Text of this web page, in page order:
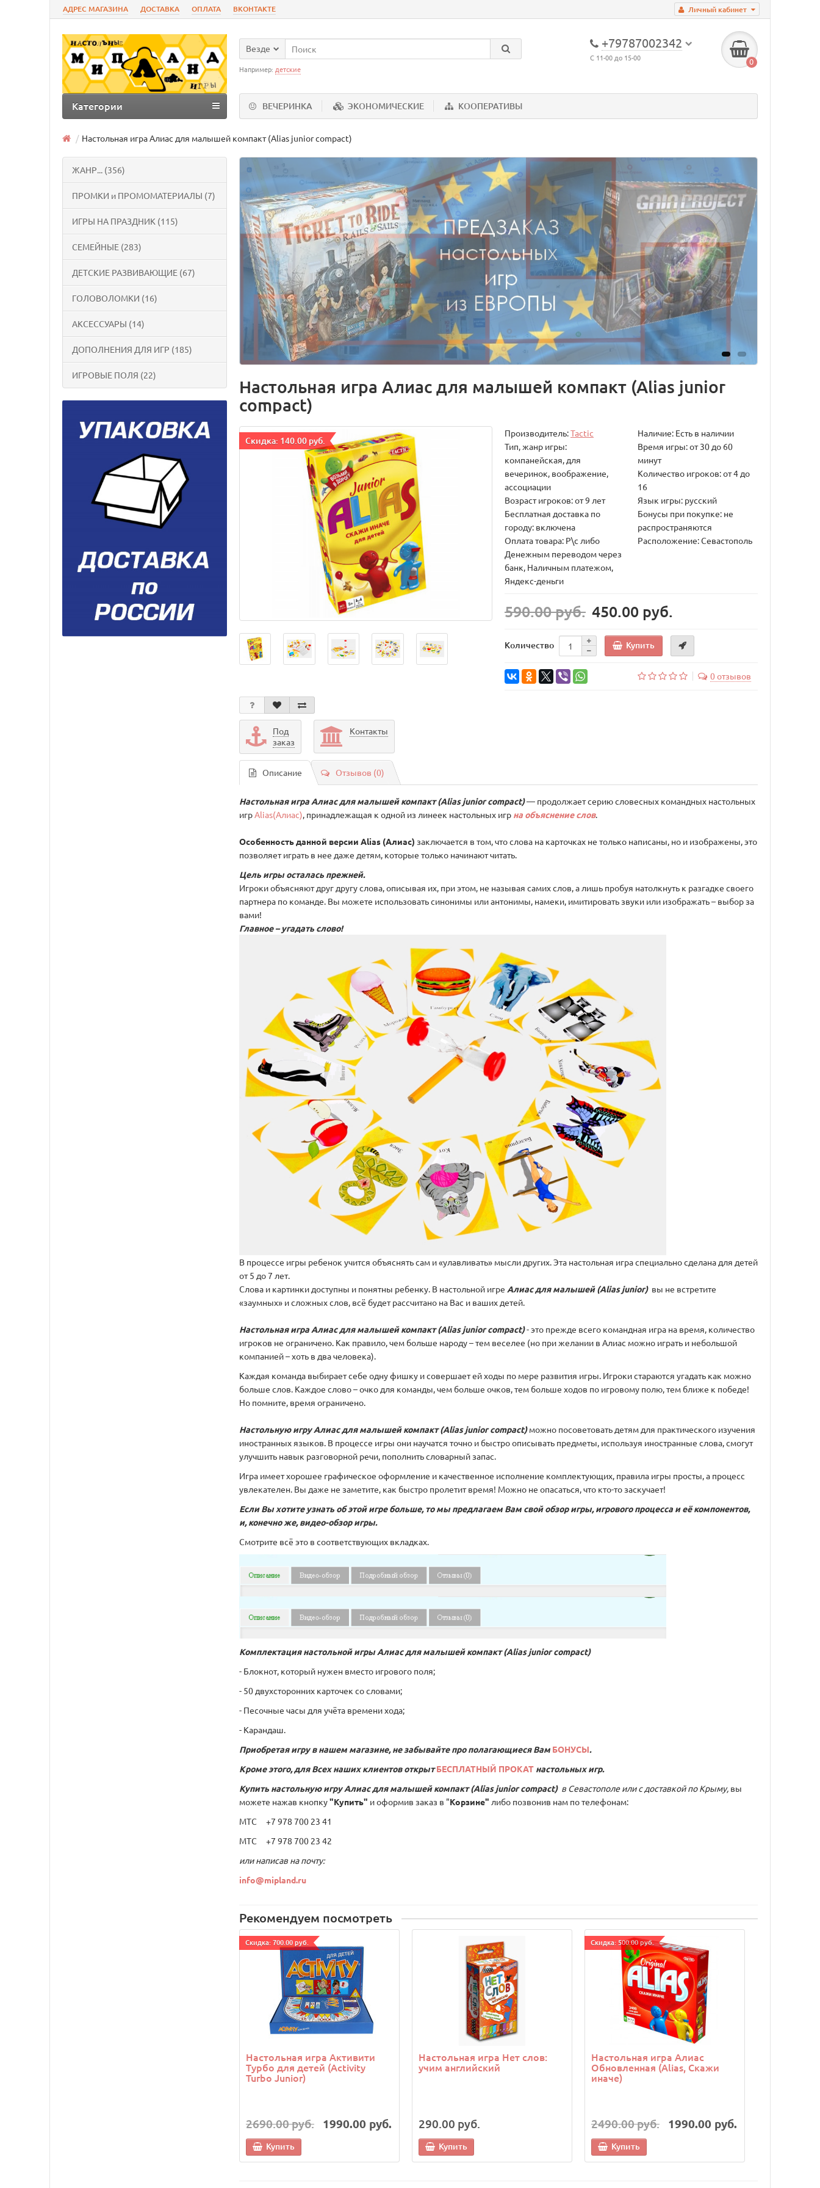
Личный кабинет
АДРЕС МАГАЗИНА ДОСТАВКА ОПЛАТА ВКОНТАКТЕ
+79787002342
С 11-00 до 15-00 0
Везде
Например: детские
ВЕЧЕРИНКА ЭКОНОМИЧЕСКИЕ КООПЕРАТИВЫ
Категории
Настольная игра Алиас для малышей компакт (Alias junior compact)
ЖАНР... (356)
ПРОМКИ и ПРОМОМАТЕРИАЛЫ (7)
ИГРЫ НА ПРАЗДНИК (115)
СЕМЕЙНЫЕ (283)
ДЕТСКИЕ РАЗВИВАЮЩИЕ (67)
ГОЛОВОЛОМКИ (16)
АКСЕССУАРЫ (14)
ДОПОЛНЕНИЯ ДЛЯ ИГР (185)
ИГРОВЫЕ ПОЛЯ (22)
Настольная игра Алиас для малышей компакт (Alias junior
compact)
Cкидка: 140.00 руб.
Производитель:Tactic
Наличие: Есть в наличии
Тип, жанр игры:
компанейская, для
вечеринок, воображение,
ассоциации
Время игры: от 30 до 60
минут
Количество игроков: от 4 до
16
Возраст игроков: от 9 лет
Язык игры: русский
Бесплатная доставка по
городу: включена
Бонусы при покупке: не
распространяются
Оплата товара: Р\с либо
Денежным переводом через
банк, Наличным платежом,
Яндекс-деньги
Расположение: Севастополь
590.00 руб. 450.00 руб.
Количество Купить
0 отзывов
Под
заказ
Контакты
Описание Отзывов (0)
Настольная игра Алиас для малышей компакт (Alias junior compact)— продолжает серию словесных командных настольных
игрAlias(Алиас), принадлежащая к одной из линеек настольных игр на объяснение слов.
Особенность данной версии Alias (Алиас) заключается в том, что слова на карточках не только написаны, но и изображены, это
позволяет играть в нее даже детям, которые только начинают читать.
Цель игры осталась прежней.
Игроки объясняют друг другу слова, описывая их, при этом, не называя самих слов, а лишь пробуя натолкнуть к разгадке своего
партнера по команде. Вы можете использовать синонимы или антонимы, намеки, имитировать звуки или изображать – выбор за
вами!
Главное – угадать слово!
В процессе игры ребенок учится объяснять сам и «улавливать» мысли других. Эта настольная игра специально сделана для детей
от 5 до 7 лет.
Слова и картинки доступны и понятны ребенку. В настольной игре Алиас для малышей (Alias junior)вы не встретите
«заумных» и сложных слов, всё будет рассчитано на Вас и ваших детей.
Настольная игра Алиас для малышей компакт (Alias junior compact)- это прежде всего командная игра на время, количество
игроков не ограничено. Как правило, чем больше народу – тем веселее (но при желании в Алиас можно играть и небольшой
компанией – хоть в два человека).
Каждая команда выбирает себе одну фишку и совершает ей ходы по мере развития игры. Игроки стараются угадать как можно
больше слов. Каждое слово – очко для команды, чем больше очков, тем больше ходов по игровому полю, тем ближе к победе!
Но помните, время ограничено.
Настольную игру Алиас для малышей компакт (Alias junior compact)можно посоветовать детям для практического изучения
иностранных языков. В процессе игры они научатся точно и быстро описывать предметы, используя иностранные слова, смогут
улучшить навык разговорной речи, пополнить словарный запас.
Игра имеет хорошее графическое оформление и качественное исполнение комплектующих, правила игры просты, а процесс
увлекателен. Вы даже не заметите, как быстро пролетит время! Можно не опасаться, что кто-то заскучает!
Если Вы хотите узнать об этой игре больше, то мы предлагаем Вам свой обзор игры, игрового процесса и её компонентов,
и, конечно же, видео-обзор игры.
Смотрите всё это в соответствующих вкладках.
Комплектация настольной игрыАлиас для малышей компакт (Alias junior compact)
- Блокнот, который нужен вместо игрового поля;
- 50 двухсторонних карточек со словами;
- Песочные часы для учёта времени хода;
- Карандаш.
Приобретая игру в нашем магазине, не забывайте про полагающиеся Вам БОНУСЫ.
Кроме этого, для Всех наших клиентов открыт БЕСПЛАТНЫЙ ПРОКАТ настольных игр.
Купить настольную игру Алиас для малышей компакт (Alias junior compact) в Севастополе или с доставкой по Крыму, вы
можете нажав кнопку"Купить" и оформив заказ в "Корзине" либо позвонив нам по телефонам:
МТС +7 978 700 23 41
МТС +7 978 700 23 42
или написав на почту:
info@mipland.ru
Рекомендуем посмотреть
Cкидка: 700.00 руб.
Настольная игра Активити
Турбо для детей (Activity
Turbo Junior)
2690.00 руб. 1990.00 руб.
Купить
Настольная игра Нет слов:
учим английский
290.00 руб.
Купить
Cкидка: 500.00 руб.
Настольная игра Алиас
Обновленная (Alias, Скажи
иначе)
2490.00 руб. 1990.00 руб.
Купить